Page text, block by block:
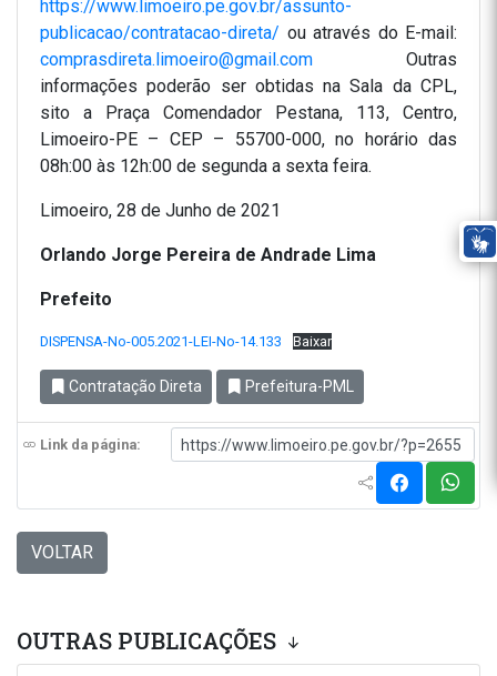
https://www.limoeiro.pe.gov.br/assunto-
publicacao/contratacao-direta/ ou através do E-mail:
comprasdireta.limoeiro@gmail.com Outras
informações poderão ser obtidas na Sala da CPL,
sito a Praça Comendador Pestana, 113, Centro,
Limoeiro-PE – CEP – 55700-000, no horário das
08h:00 às 12h:00 de segunda a sexta feira.
Limoeiro, 28 de Junho de 2021
Orlando Jorge Pereira de Andrade Lima
Prefeito
DISPENSA-No-005.2021-LEI-No-14.133 Baixar
Contratação Direta Prefeitura-PML
Link da página:
VOLTAR
OUTRAS PUBLICAÇÕES